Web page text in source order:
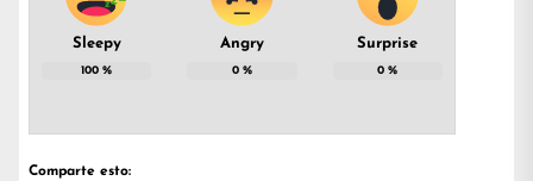
Sleepy
100 %
Angry
0 %
Surprise
0 %
Comparte esto: